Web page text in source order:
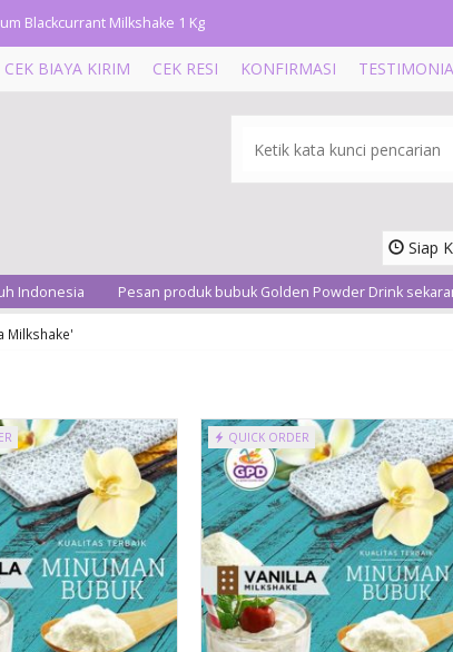
Blackcurrant Milkshake 1 Kg
Green Tea 1 BAG (10 Sachet)
Taro Milkshake 1 BAG (10 Sachet)
Chococino 500 Gram
Vanilla Milkshake 1 Kg
CEK BIAYA KIRIM CEK RESI KONFIRMASI
Siap
Pesan produk bubuk Golden Powder Drink sekarang,
Milkshake'
QUICK ORDER
Milkshake 500 Gra....
Rp 35.000
Ready Stock